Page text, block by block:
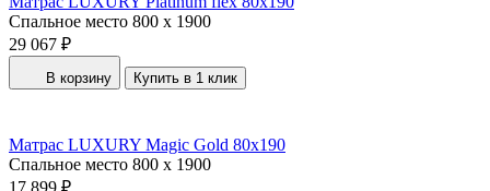
Спальное место 800 x 1900
29 067 ₽
В корзину Купить в 1 клик
Матрас LUXURY Magic Gold 80x190
Спальное место 800 x 1900
17 899 ₽